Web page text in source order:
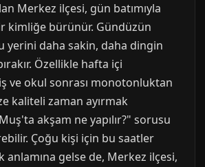
Merkez ilçesi, gün batımıyla
kimliğe bürünür. Gündüzün
yerini daha sakin, daha dingin
Özellikle hafta içi
ve okul sonrası monotonluktan
kaliteli zaman ayırmak
akşam ne yapılır?" sorusu
Çoğu kişi için bu saatler
anlamına gelse de, Merkez ilçesi,